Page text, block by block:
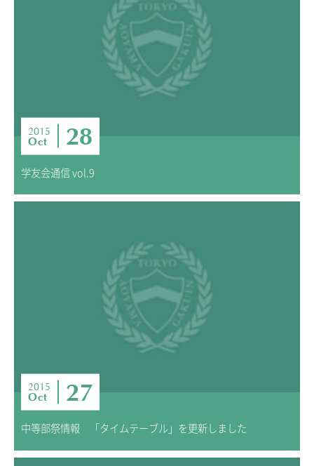
2015
Oct 28
学友会通信 vol.9
2015
Oct 27
中等部祭情報 「タイムテーブル」を更新しました